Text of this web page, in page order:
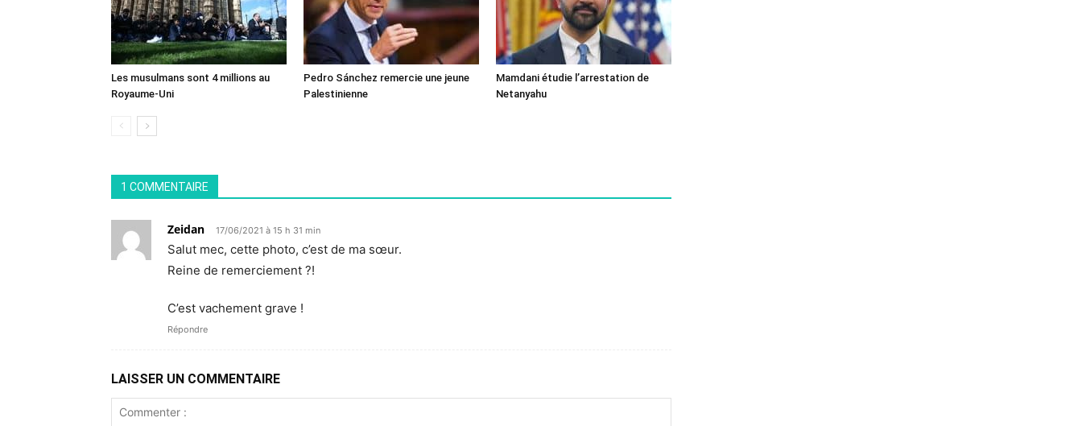
Les musulmans sont 4 millions au
Royaume-Uni
Pedro Sánchez remercie une jeune
Palestinienne
Mamdani étudie l’arrestation de
Netanyahu
1 COMMENTAIRE
Zeidan 17/06/2021 à 15 h 31 min
Salut mec, cette photo, c’est de ma sœur.
Reine de remerciement ?!
C’est vachement grave !
Répondre
LAISSER UN COMMENTAIRE